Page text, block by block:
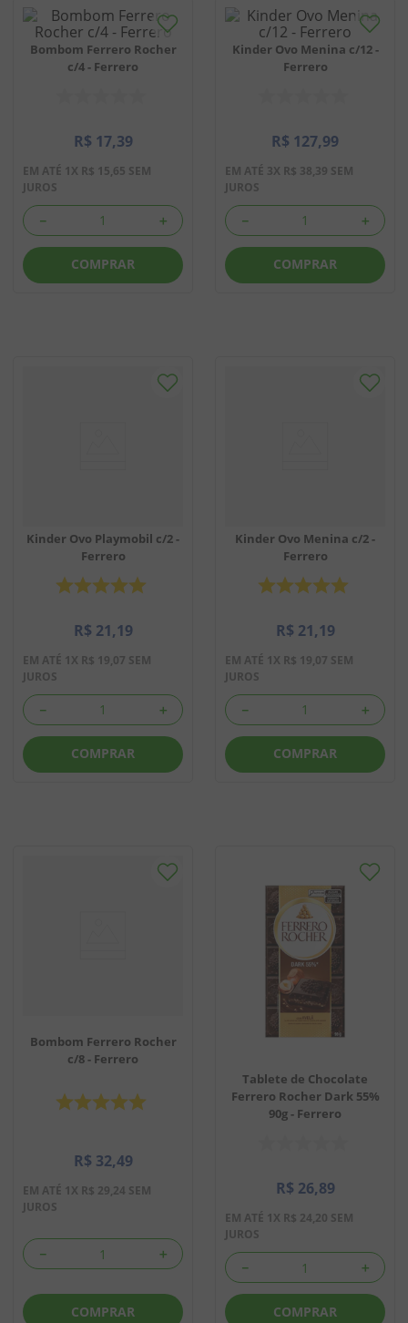
Bombom Ferrero Rocher
c/4 - Ferrero
R$ 17,39
EM ATÉ 1X R$ 15,65 SEM
JUROS
＋
－
COMPRAR
Kinder Ovo Menina c/12 -
Ferrero
R$ 127,99
EM ATÉ 3X R$ 38,39 SEM
JUROS
＋
－
COMPRAR
Kinder Ovo Playmobil c/2 -
Ferrero
R$ 21,19
EM ATÉ 1X R$ 19,07 SEM
JUROS
＋
－
COMPRAR
Kinder Ovo Menina c/2 -
Ferrero
R$ 21,19
EM ATÉ 1X R$ 19,07 SEM
JUROS
＋
－
COMPRAR
Bombom Ferrero Rocher
c/8 - Ferrero
R$ 32,49
EM ATÉ 1X R$ 29,24 SEM
JUROS
＋
－
COMPRAR
Tablete de Chocolate
Ferrero Rocher Dark 55%
90g - Ferrero
R$ 26,89
EM ATÉ 1X R$ 24,20 SEM
JUROS
＋
－
COMPRAR